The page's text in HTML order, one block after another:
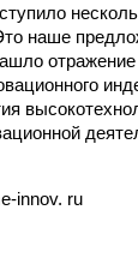
наше
innov. ru